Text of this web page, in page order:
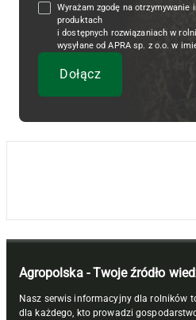
Wyrażam zgodę na
produktach
i dostępnych rozwiązaniach w
wysyłane od APRA sp. z o.o. w
Agropolska - Twoje źródło
Nasz serwis informacyjny dla rolników
dla każdego, kto prowadzi